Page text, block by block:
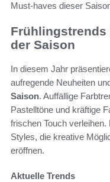
Must-haves dieser
Frühlingstrends
der Saison
In diesem Jahr
aufregende Neuheiten
Saison. Auffällige
Pastelltöne und kräftige
frischen Touch
Styles, die kreative
eröffnen.
Aktuelle Trends